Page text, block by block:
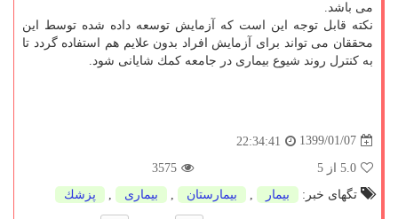
می باشد.
نكته قابل توجه این است كه آزمایش توسعه داده شده توسط این
محققان می تواند برای آزمایش افراد بدون علایم هم استفاده گردد تا
به كنترل روند شیوع بیماری در جامعه كمك شایانی شود.
1399/01/07
22:34:41
5.0 از 5
3575
تگهای خبر:
بیمار بیمارستان بیماری پزشك